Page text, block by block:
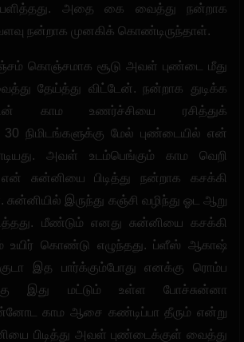
அதை கை வைத்து நன்றாக
நன்றாக முனகிக் கொண்டிருந்தாள்.
கொஞ்சமாக சூடு அவள் புண்டை மீது
தேய்த்து விட்டேன். நன்றாக துடிக்க
காம உணர்ச்சியை ரசித்துக்
நிமிடங்களுக்கு மேல் புண்டையில் என்
அவள் உடம்பெங்கும் காம வெறி
சுன்னியை பிடித்து நன்றாக கசக்கி
சுன்னியில் இருந்து கஞ்சி வழிந்து ஓட ஆறு
மீண்டும் எனது சுன்னியை கசக்கி
உயிர் கொண்டு எழுந்தது. ப்ளீஸ் ஆகாஷ்
இத பார்க்கும்போது எனக்கு ரொம்ப
இது மட்டும் உள்ள போச்சுன்னா
காம ஆசை கண்டிப்பா தீரும் என்று
பிடித்து அவள் புண்டைக்குள் வைத்து